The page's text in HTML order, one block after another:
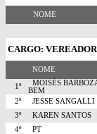
NOME
CARGO: VEREADOR
NOME
1º
MOISÉS
BEM
2º
JESSE SANGALLI
3º
KAREN SANTOS
4º
PT